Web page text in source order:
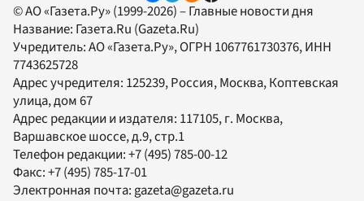
© АО «Газета.Ру» (1999-2026) – Главные новости дня
Название: Газета.Ru (Gazeta.Ru)
Учредитель:АО «Газета.Ру», ОГРН 1067761730376, ИНН
7743625728
Адрес учредителя: 125239, Россия, Москва, Коптевская
улица, дом 67
Адрес редакции и издателя: 117105, г. Москва,
Варшавское шоссе, д.9, стр.1
Телефон редакции:+7 (495) 785-00-12
Факс:+7 (495) 785-17-01
Электронная почта: gazeta@gazeta.ru